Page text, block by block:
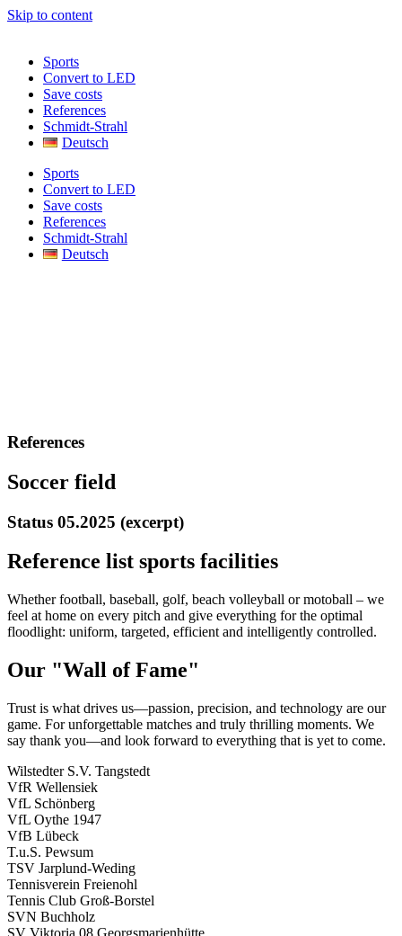
Skip to content
Sports
Convert to LED
Save costs
References
Schmidt-Strahl
Deutsch
Sports
Convert to LED
Save costs
References
Schmidt-Strahl
Deutsch
References
Soccer field
Status 05.2025 (excerpt)
Reference list sports facilities
Whether football, baseball, golf, beach volleyball or motoball – we
feel at home on every pitch and give everything for the optimal
floodlight: uniform, targeted, efficient and intelligently controlled.
Our "Wall of Fame"
Trust is what drives us—passion, precision, and technology are our
game. For unforgettable matches and truly thrilling moments. We
say thank you—and look forward to everything that is yet to come.
Wilstedter S.V. Tangstedt
VfR Wellensiek
VfL Schönberg
VfL Oythe 1947
VfB Lübeck
T.u.S. Pewsum
TSV Jarplund-Weding
Tennis­verein Freienohl
Tennis Club Groß-Borstel
SVN Buchholz